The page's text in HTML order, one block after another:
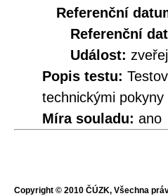
Referenční
Referenční
Událost:
Popis testu:
technickými
Míra souladu: ano
Copyright © 2010 ČÚZK, Všechna